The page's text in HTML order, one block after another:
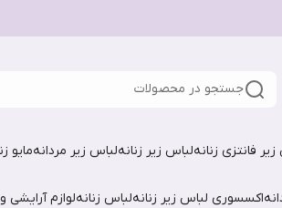
جستجو در محصولات
فانتزی زنانهلباس زیر زنانهلباس زیر مردانهمایو
اکسسوری لباس زیر زنانهلباس زنانهلوازم آرایشی